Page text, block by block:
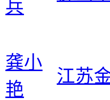
兵
龚小
艳
江苏